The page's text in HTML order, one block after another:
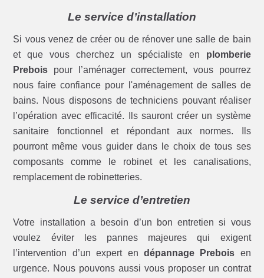
Le service d’installation
Si vous venez de créer ou de rénover une salle de bain
et que vous cherchez un spécialiste en plomberie
Prebois pour l’aménager correctement, vous pourrez
nous faire confiance pour l'aménagement de salles de
bains. Nous disposons de techniciens pouvant réaliser
l’opération avec efficacité. Ils sauront créer un système
sanitaire fonctionnel et répondant aux normes. Ils
pourront même vous guider dans le choix de tous ses
composants comme le robinet et les canalisations,
remplacement de robinetteries.
Le service d’entretien
Votre installation a besoin d’un bon entretien si vous
voulez éviter les pannes majeures qui exigent
l’intervention d’un expert en dépannage Prebois en
urgence. Nous pouvons aussi vous proposer un contrat